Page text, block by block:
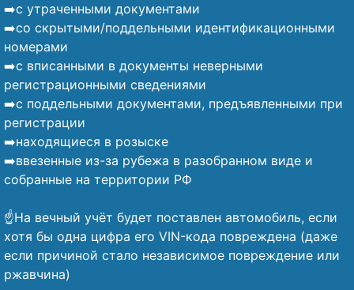
➡️с утраченными документами
➡️со скрытыми/поддельными идентификационными
номерами
➡️с вписанными в документы неверными
регистрационными сведениями
➡️с поддельными документами, предъявленными при
регистрации
➡️находящиеся в розыске
➡️ввезенные из-за рубежа в разобранном виде и
собранные на территории РФ
☝️На вечный учёт будет поставлен автомобиль, если
хотя бы одна цифра его VIN-кода повреждена (даже
если причиной стало независимое повреждение или
ржавчина)